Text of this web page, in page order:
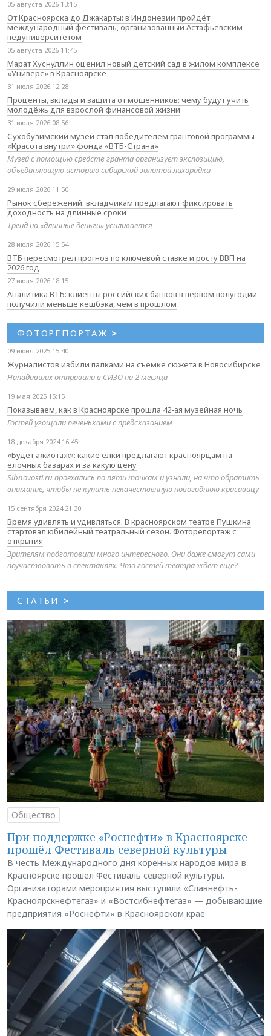
05 августа 2026 13:15
От Красноярска до Джакарты: в Индонезии пройдёт
международный фестиваль, организованный Астафьевским
педуниверситетом
05 августа 2026 11:45
Марат Хуснуллин оценил новый детский сад в жилом комплексе
«Универс» в Красноярске
31 июля 2026 12:28
Проценты, вклады и защита от мошенников: чему будут учить
молодёжь для взрослой финансовой жизни
31 июля 2026 08:56
Сухобузимский музей стал победителем грантовой программы
«Красота внутри» фонда «ВТБ-Страна»
Музей с помощью средств гранта организует экспозицию,
объединяющую историю сибирской золотой лихорадки
29 июля 2026 11:50
Рынок сбережений: вкладчикам предлагают фиксировать
доходность на длинные сроки
Тренд на «длинные деньги» усиливается
28 июля 2026 15:54
ВТБ пересмотрел прогноз по ключевой ставке и росту ВВП на
2026 год
27 июля 2026 18:15
Аналитика ВТБ: клиенты российских банков в первом полугодии
получили меньше кешбэка, чем в прошлом
ФОТОРЕПОРТАЖ >
09 июня 2025 15:40
Журналистов избили палками на съемке сюжета в Новосибирске
Нападавших отправили в СИЗО на 2 месяца
19 мая 2025 15:15
Показываем, как в Красноярске прошла 42-ая музейная ночь
Гостей угощали печеньками с предсказанием
18 декабря 2024 16:45
«Будет ажиотаж»: какие елки предлагают красноярцам на
елочных базарах и за какую цену
Sibnovosti.ru проехались по пяти точкам и узнали, на что обратить
внимание, чтобы не купить некачественную новогоднюю красавицу
15 сентября 2024 21:30
Время удивлять и удивляться. В красноярском театре Пушкина
стартовал юбилейный театральный сезон. Фоторепортаж с
открытия
Зрителям подготовили много интересного. Они даже смогут сами
поучаствовать в спектаклях. Что гостей театра ждет еще?
СТАТЬИ >
Общество
При поддержке «Роснефти» в Красноярске
прошёл Фестиваль северной культуры
В честь Международного дня коренных народов мира в
Красноярске прошёл Фестиваль северной культуры.
Организаторами мероприятия выступили «Славнефть-
Красноярскнефтегаз» и «Востсибнефтегаз» — добывающие
предприятия «Роснефти» в Красноярском крае